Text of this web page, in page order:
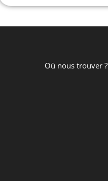
Où nous trouver ?